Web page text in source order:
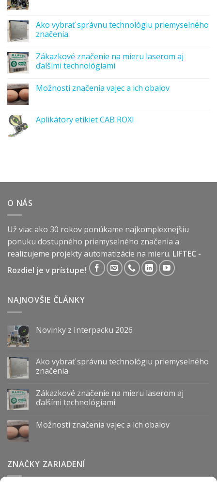
Ako vybrať správnu technológiu priemyselného
značenia
Zákazkové značenie na mieru laserom aj
ďalšími technológiami
Možnosti značenia vajec a ich obalov
Aplikátory etikiet CAB ROXI
O NÁS
Už viac ako 30 rokov ponúkame najkomplexnejšiu
ponuku dostupného priemyselného značenia a
realizujeme projekty automatizácie na mieru. LIFTEC -
Rozdiel je v prístupe!
NAJNOVŠIE ČLÁNKY
Novinky z Interpacku 2026
Ako vybrať správnu technológiu priemyselného
značenia
Zákazkové značenie na mieru laserom aj
ďalšími technológiami
Možnosti značenia vajec a ich obalov
ZNAČKY ZARIADENÍ